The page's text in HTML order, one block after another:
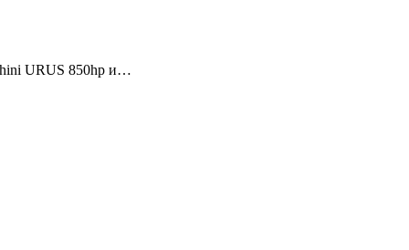
URUS 850hp и…